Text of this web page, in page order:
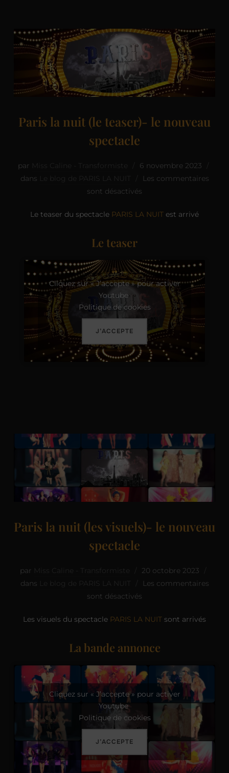
Paris la nuit (le teaser)- le nouveau
spectacle
par
6 novembre 2023
dans
Les commentaires
sont désactivés
Le teaser du spectacle PARIS LA NUIT est arrivé
Le teaser
Cliquez sur « J’accepte » pour activer
Youtube
Politique de cookies
J’ACCEPTE
Paris la nuit (les visuels)- le nouveau
spectacle
par
20 octobre 2023
dans
Les commentaires
sont désactivés
Les visuels du spectacle PARIS LA NUIT sont arrivés
La bande annonce
Cliquez sur « J’accepte » pour activer
Youtube
Politique de cookies
J’ACCEPTE